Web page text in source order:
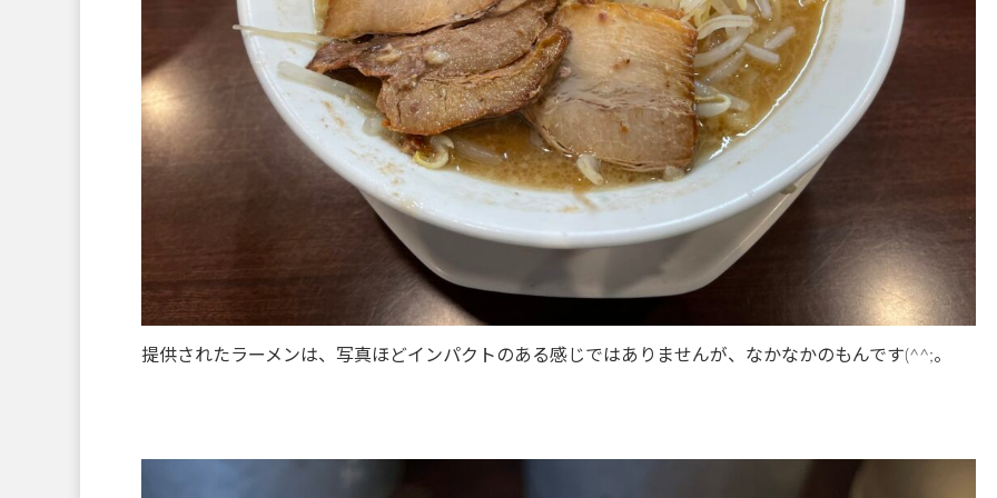
提供されたラーメンは、写真ほどインパクトのある感じではありませんが、なかなかのもんです(^^;。